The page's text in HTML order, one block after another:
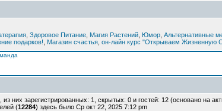
Здоровое Питание Магия Растений Юмор Альтернативные
подарков!
Магазин счастья он-лайн курс "Открываем Жизненную
, из них зарегистрированных: 1, скрытых: 0 и гостей: 12 (основано на
(12284) здесь было Ср окт 22, 2025 7:12 pm